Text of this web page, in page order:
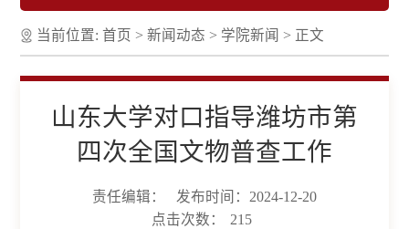
当前位置:首页 >新闻动态 > 学院新闻 > 正文
山东大学对口指导潍坊市第
四次全国文物普查工作
责任编辑：
发布时间：2024-12-20
点击次数：
215